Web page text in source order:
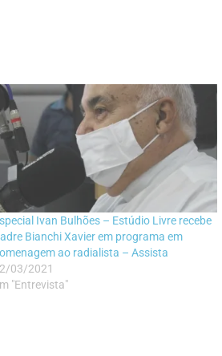
Ivan Bulhões – Estúdio Livre recebe
Bianchi Xavier em programa em
ao radialista – Assista
03/2021
"Entrevista"